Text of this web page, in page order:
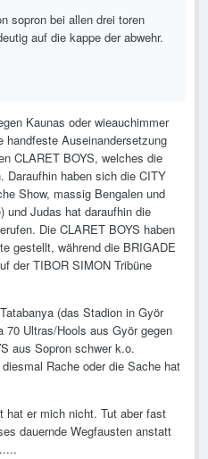
sopron bei allen drei toren
auf die kappe der abwehr.
Kaunas oder wieauchimmer
handfeste Auseinandersetzung
CLARET BOYS, welches die
Daraufhin haben sich die CITY
Show, massig Bengalen und
und Judas hat daraufhin die
Die CLARET BOYS haben
gestellt, während die BRIGADE
der TIBOR SIMON Tribüne
(das Stadion in Györ
70 Ultras/Hools aus Györ gegen
aus Sopron schwer k.o.
Rache oder die Sache hat
hat er mich nicht. Tut aber fast
dauernde Wegfausten anstatt